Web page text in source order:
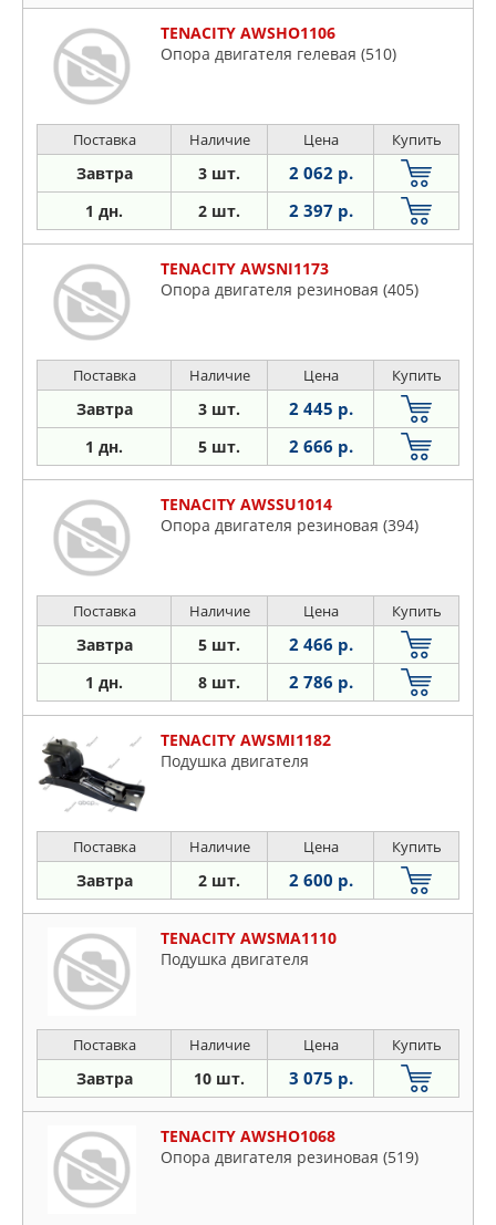
TENACITY AWSHO1106
Опора двигателя гелевая (510)
Поставка Наличие Цена Купить
Завтра 3 шт. 2 062 р.
1 дн. 2 шт. 2 397 р.
TENACITY AWSNI1173
Опора двигателя резиновая (405)
Поставка Наличие Цена Купить
Завтра 3 шт. 2 445 р.
1 дн. 5 шт. 2 666 р.
TENACITY AWSSU1014
Опора двигателя резиновая (394)
Поставка Наличие Цена Купить
Завтра 5 шт. 2 466 р.
1 дн. 8 шт. 2 786 р.
TENACITY AWSMI1182
Подушка двигателя
Поставка Наличие Цена Купить
Завтра 2 шт. 2 600 р.
TENACITY AWSMA1110
Подушка двигателя
Поставка Наличие Цена Купить
Завтра 10 шт. 3 075 р.
TENACITY AWSHO1068
Опора двигателя резиновая (519)